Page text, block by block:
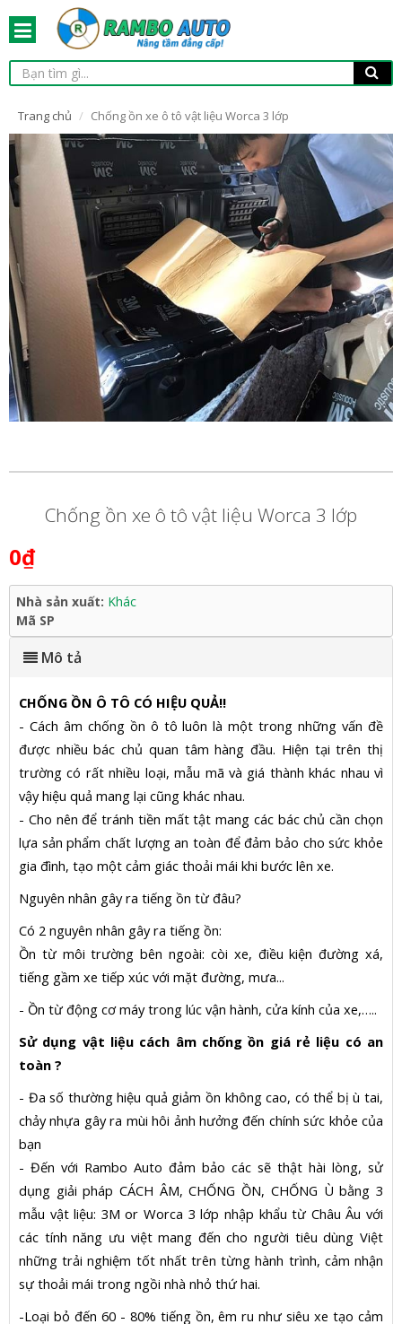
Trang chủ Chống ồn xe ô tô vật liệu Worca 3 lớp
Chống ồn xe ô tô vật liệu Worca 3 lớp
0₫
Nhà sản xuất: Khác
Mã SP
Mô tả
CHỐNG ỒN Ô TÔ CÓ HIỆU QUẢ‼
- Cách âm chống ồn ô tô luôn là một trong những vấn đề
được nhiều bác chủ quan tâm hàng đầu. Hiện tại trên thị
trường có rất nhiều loại, mẫu mã và giá thành khác nhau vì
vậy hiệu quả mang lại cũng khác nhau.
- Cho nên để tránh tiền mất tật mang các bác chủ cần chọn
lựa sản phẩm chất lượng an toàn để đảm bảo cho sức khỏe
gia đình, tạo một cảm giác thoải mái khi bước lên xe.
Nguyên nhân gây ra tiếng ồn từ đâu?
Có 2 nguyên nhân gây ra tiếng ồn:
Ồn từ môi trường bên ngoài: còi xe, điều kiện đường xá,
tiếng gầm xe tiếp xúc với mặt đường, mưa...
- Ồn từ động cơ máy trong lúc vận hành, cửa kính của xe,…..
Sử dụng vật liệu cách âm chống ồn giá rẻ liệu có an
toàn ?
- Đa số thường hiệu quả giảm ồn không cao, có thể bị ù tai,
chảy nhựa gây ra mùi hôi ảnh hưởng đến chính sức khỏe của
bạn
- Đến với Rambo Auto đảm bảo các sẽ thật hài lòng, sử
dụng giải pháp CÁCH ÂM, CHỐNG ỒN, CHỐNG Ù bằng 3
mẫu vật liệu: 3M or Worca 3 lớp nhập khẩu từ Châu Âu với
các tính năng ưu việt mang đến cho người tiêu dùng Việt
những trải nghiệm tốt nhất trên từng hành trình, cảm nhận
sự thoải mái trong ngồi nhà nhỏ thứ hai.
-Loại bỏ đến 60 - 80% tiếng ồn, êm ru như siêu xe tạo cảm